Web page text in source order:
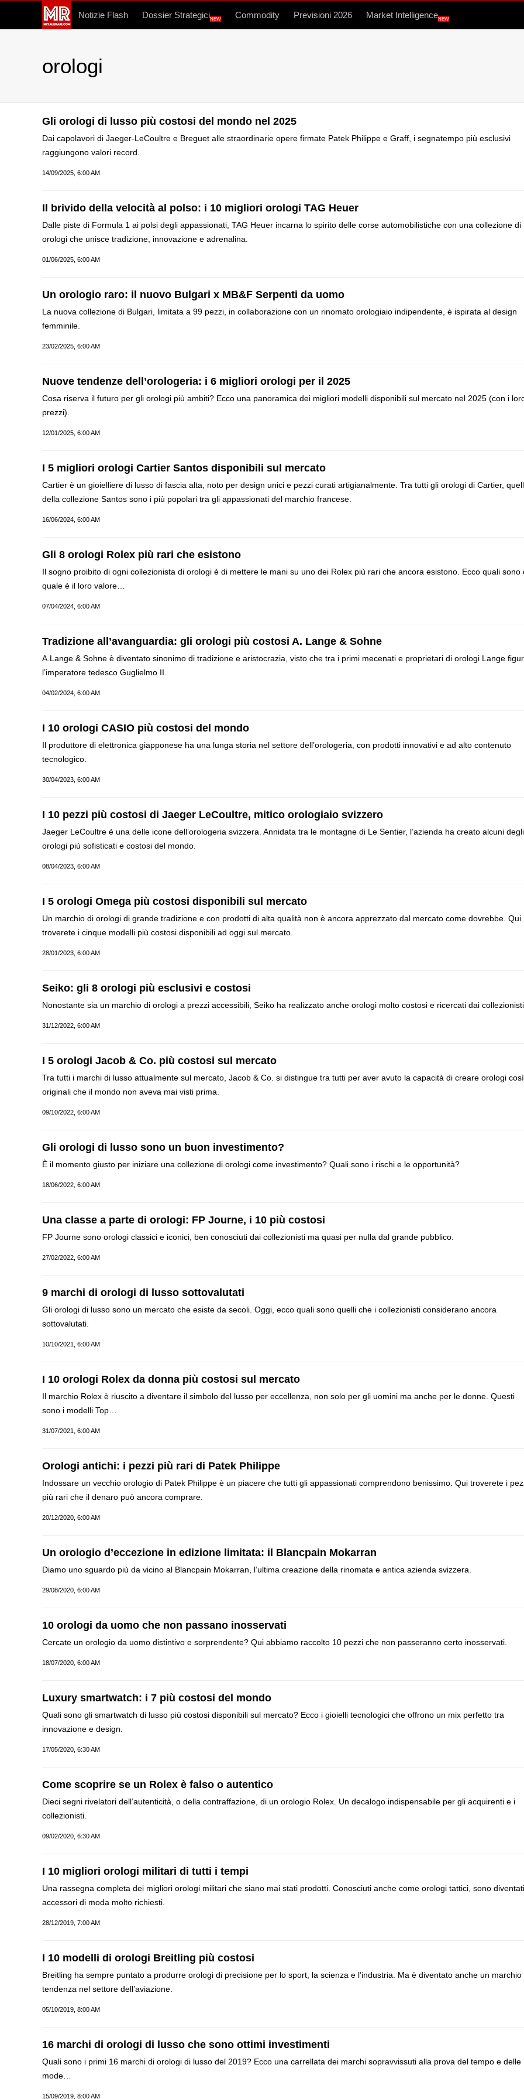
Notizie Flash Dossier StrategiciNEW Commodity Previsioni 2026 Market IntelligenceNEW
orologi
Gli orologi di lusso più costosi del mondo nel 2025
Dai capolavori di Jaeger-LeCoultre e Breguet alle straordinarie opere firmate Patek Philippe e Graff, i segnatempo più esclusivi
raggiungono valori record.
14/09/2025, 6:00 AM
Il brivido della velocità al polso: i 10 migliori orologi TAG Heuer
Dalle piste di Formula 1 ai polsi degli appassionati, TAG Heuer incarna lo spirito delle corse automobilistiche con una collezione di
orologi che unisce tradizione, innovazione e adrenalina.
01/06/2025, 6:00 AM
Un orologio raro: il nuovo Bulgari x MB&F Serpenti da uomo
La nuova collezione di Bulgari, limitata a 99 pezzi, in collaborazione con un rinomato orologiaio indipendente, è ispirata al design
femminile.
23/02/2025, 6:00 AM
Nuove tendenze dell’orologeria: i 6 migliori orologi per il 2025
Cosa riserva il futuro per gli orologi più ambiti? Ecco una panoramica dei migliori modelli disponibili sul mercato nel 2025 (con i
prezzi).
12/01/2025, 6:00 AM
I 5 migliori orologi Cartier Santos disponibili sul mercato
Cartier è un gioielliere di lusso di fascia alta, noto per design unici e pezzi curati artigianalmente. Tra tutti gli orologi di Cartier,
della collezione Santos sono i più popolari tra gli appassionati del marchio francese.
16/06/2024, 6:00 AM
Gli 8 orologi Rolex più rari che esistono
Il sogno proibito di ogni collezionista di orologi è di mettere le mani su uno dei Rolex più rari che ancora esistono. Ecco quali sono
quale è il loro valore…
07/04/2024, 6:00 AM
Tradizione all’avanguardia: gli orologi più costosi A. Lange & Sohne
A.Lange & Sohne è diventato sinonimo di tradizione e aristocrazia, visto che tra i primi mecenati e proprietari di orologi Lange
l’imperatore tedesco Guglielmo II.
04/02/2024, 6:00 AM
I 10 orologi CASIO più costosi del mondo
Il produttore di elettronica giapponese ha una lunga storia nel settore dell’orologeria, con prodotti innovativi e ad alto contenuto
tecnologico.
30/04/2023, 6:00 AM
I 10 pezzi più costosi di Jaeger LeCoultre, mitico orologiaio svizzero
Jaeger LeCoultre è una delle icone dell’orologeria svizzera. Annidata tra le montagne di Le Sentier, l’azienda ha creato alcuni degli
orologi più sofisticati e costosi del mondo.
08/04/2023, 6:00 AM
I 5 orologi Omega più costosi disponibili sul mercato
Un marchio di orologi di grande tradizione e con prodotti di alta qualità non è ancora apprezzato dal mercato come dovrebbe. Qui
troverete i cinque modelli più costosi disponibili ad oggi sul mercato.
28/01/2023, 6:00 AM
Seiko: gli 8 orologi più esclusivi e costosi
Nonostante sia un marchio di orologi a prezzi accessibili, Seiko ha realizzato anche orologi molto costosi e ricercati dai
31/12/2022, 6:00 AM
I 5 orologi Jacob & Co. più costosi sul mercato
Tra tutti i marchi di lusso attualmente sul mercato, Jacob & Co. si distingue tra tutti per aver avuto la capacità di creare orologi così
originali che il mondo non aveva mai visti prima.
09/10/2022, 6:00 AM
Gli orologi di lusso sono un buon investimento?
È il momento giusto per iniziare una collezione di orologi come investimento? Quali sono i rischi e le opportunità?
18/06/2022, 6:00 AM
Una classe a parte di orologi: FP Journe, i 10 più costosi
FP Journe sono orologi classici e iconici, ben conosciuti dai collezionisti ma quasi per nulla dal grande pubblico.
27/02/2022, 6:00 AM
9 marchi di orologi di lusso sottovalutati
Gli orologi di lusso sono un mercato che esiste da secoli. Oggi, ecco quali sono quelli che i collezionisti considerano ancora
sottovalutati.
10/10/2021, 6:00 AM
I 10 orologi Rolex da donna più costosi sul mercato
Il marchio Rolex è riuscito a diventare il simbolo del lusso per eccellenza, non solo per gli uomini ma anche per le donne. Questi
sono i modelli Top…
31/07/2021, 6:00 AM
Orologi antichi: i pezzi più rari di Patek Philippe
Indossare un vecchio orologio di Patek Philippe è un piacere che tutti gli appassionati comprendono benissimo. Qui troverete i
più rari che il denaro può ancora comprare.
20/12/2020, 6:00 AM
Un orologio d’eccezione in edizione limitata: il Blancpain Mokarran
Diamo uno sguardo più da vicino al Blancpain Mokarran, l’ultima creazione della rinomata e antica azienda svizzera.
29/08/2020, 6:00 AM
10 orologi da uomo che non passano inosservati
Cercate un orologio da uomo distintivo e sorprendente? Qui abbiamo raccolto 10 pezzi che non passeranno certo inosservati.
18/07/2020, 6:00 AM
Luxury smartwatch: i 7 più costosi del mondo
Quali sono gli smartwatch di lusso più costosi disponibili sul mercato? Ecco i gioielli tecnologici che offrono un mix perfetto tra
innovazione e design.
17/05/2020, 6:30 AM
Come scoprire se un Rolex è falso o autentico
Dieci segni rivelatori dell’autenticità, o della contraffazione, di un orologio Rolex. Un decalogo indispensabile per gli acquirenti e i
collezionisti.
09/02/2020, 6:30 AM
I 10 migliori orologi militari di tutti i tempi
Una rassegna completa dei migliori orologi militari che siano mai stati prodotti. Conosciuti anche come orologi tattici, sono diventati
accessori di moda molto richiesti.
28/12/2019, 7:00 AM
I 10 modelli di orologi Breitling più costosi
Breitling ha sempre puntato a produrre orologi di precisione per lo sport, la scienza e l’industria. Ma è diventato anche un marchio
tendenza nel settore dell’aviazione.
05/10/2019, 8:00 AM
16 marchi di orologi di lusso che sono ottimi investimenti
Quali sono i primi 16 marchi di orologi di lusso del 2019? Ecco una carrellata dei marchi sopravvissuti alla prova del tempo e delle
mode…
15/09/2019, 8:00 AM